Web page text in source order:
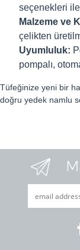
seçenekleri ile
Malzeme ve
çelikten
Uyumluluk:
pompalı,
Tüfeğinize yeni bir
doğru yedek namlu